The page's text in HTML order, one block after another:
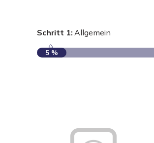
Schritt 1: Allgemein
5 %